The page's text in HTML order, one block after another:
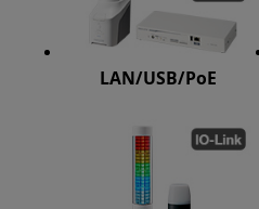
LAN/USB/PoE